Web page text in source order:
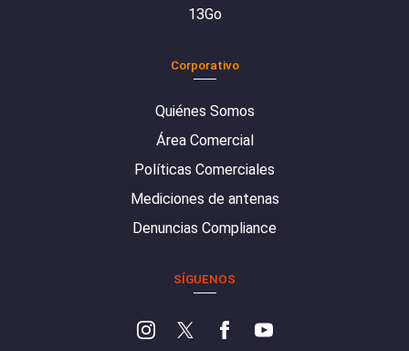
13Go
Corporativo
Quiénes Somos
Área Comercial
Políticas Comerciales
Mediciones de antenas
Denuncias Compliance
SÍGUENOS